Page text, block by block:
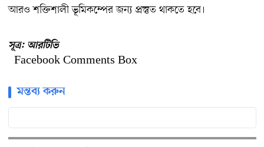
আরও শক্তিশালী ভূমিকম্পের জন্য প্রস্তুত থাকতে হবে।
সূত্র: আরটিভি
Facebook Comments Box
মন্তব্য করুন